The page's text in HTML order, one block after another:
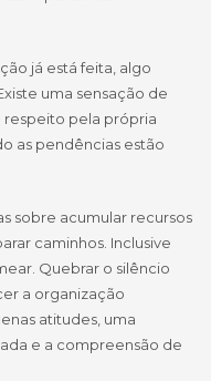
já está feita, algo
uma sensação de
pela própria
as pendências estão
sobre acumular recursos
caminhos. Inclusive
Quebrar o silêncio
a organização
atitudes, uma
e a compreensão de